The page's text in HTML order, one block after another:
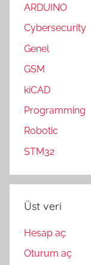
ARDUINO
Cybersecurity
Genel
GSM
kiCAD
Programming
Robotic
STM32
Üst veri
Hesap aç
Oturum aç